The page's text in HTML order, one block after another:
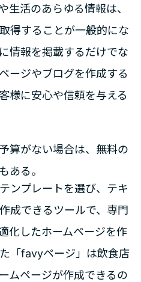
生活のあらゆる情報は、
得することが一般的にな
情報を掲載するだけでな
ージやブログを作成する
様に安心や信頼を与える
算がない場合は、無料の
ある。
ンプレートを選び、テキ
成できるツールで、専門
化したホームページを作
「favyページ」は飲食店
ムページが作成できるの